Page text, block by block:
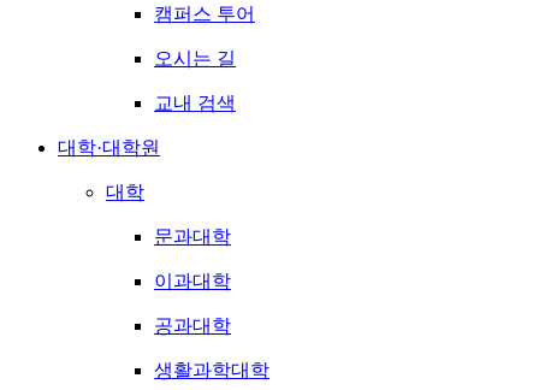
캠퍼스 투어
오시는 길
교내 검색
대학·대학원
대학
문과대학
이과대학
공과대학
생활과학대학